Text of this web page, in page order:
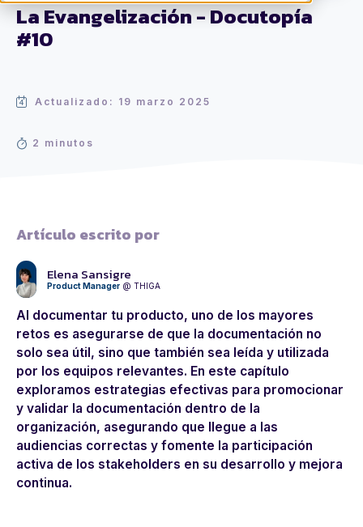
La Evangelización - Docutopía
#10
Actualizado: 19 marzo 2025
2 minutos
Artículo escrito por
Elena Sansigre
Product Manager @ THIGA
Al documentar tu producto, uno de los mayores
retos es asegurarse de que la documentación no
solo sea útil, sino que también sea leída y utilizada
por los equipos relevantes. En este capítulo
exploramos estrategias efectivas para promocionar
y validar la documentación dentro de la
organización, asegurando que llegue a las
audiencias correctas y fomente la participación
activa de los stakeholders en su desarrollo y mejora
continua.